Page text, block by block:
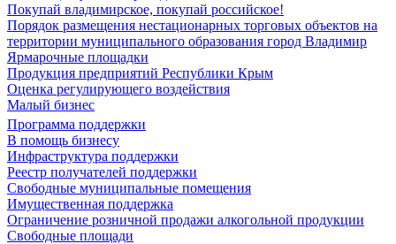
Покупай владимирское, покупай российское!
Порядок размещения нестационарных торговых объектов на
территории муниципального образования город Владимир
Ярмарочные площадки
Продукция предприятий Республики Крым
Оценка регулирующего воздействия
Малый бизнес
Программа поддержки
В помощь бизнесу
Инфраструктура поддержки
Реестр получателей поддержки
Свободные муниципальные помещения
Имущественная поддержка
Ограничение розничной продажи алкогольной продукции
Свободные площади